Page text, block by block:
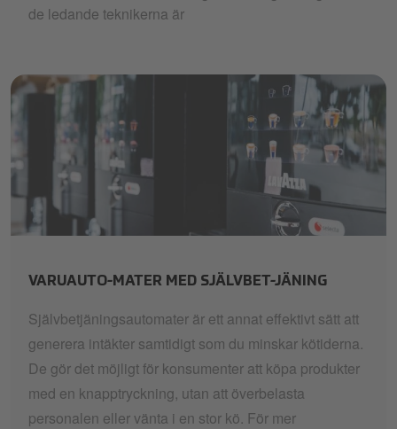
de ledande teknikerna är
VARUAUTO-MATER MED SJÄLVBET-JÄNING
Självbetjäningsautomater är ett annat effektivt sätt att
generera intäkter samtidigt som du minskar kötiderna.
De gör det möjligt för konsumenter att köpa produkter
med en knapptryckning, utan att överbelasta
personalen eller vänta i en stor kö. För mer